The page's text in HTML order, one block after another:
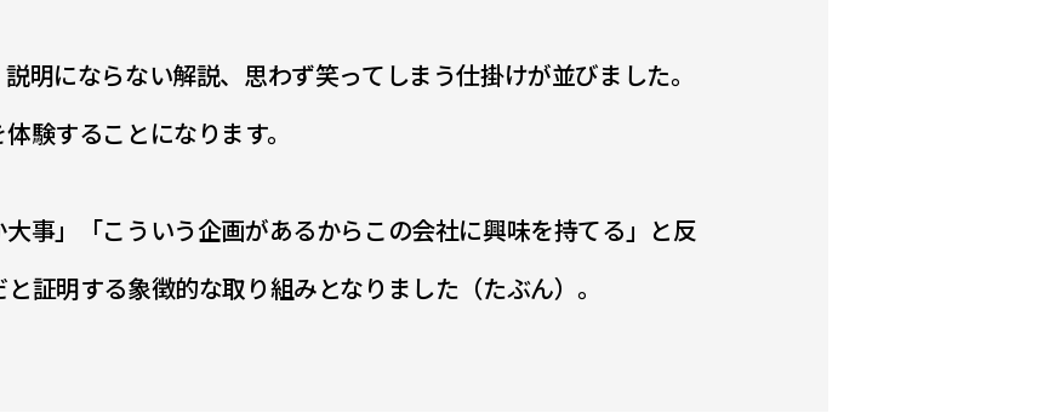
明にならない解説、思わず笑ってしまう仕掛けが並びました。
験することになります。
事」「こういう企画があるからこの会社に興味を持てる」と反
証明する象徴的な取り組みとなりました（たぶん）。